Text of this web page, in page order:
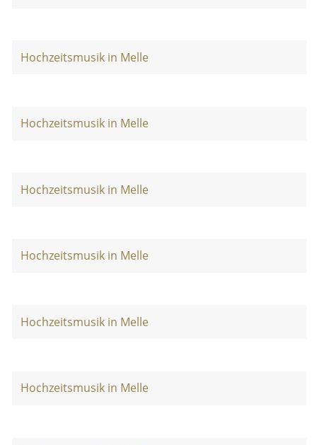
Hochzeitsmusik in Melle
Hochzeitsmusik in Melle
Hochzeitsmusik in Melle
Hochzeitsmusik in Melle
Hochzeitsmusik in Melle
Hochzeitsmusik in Melle